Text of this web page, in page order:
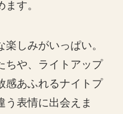
す。
しみがいっぱい。
ちや、ライトアップ
感あふれるナイトプ
う表情に出会えま